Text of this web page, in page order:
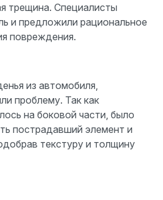
трещина. Специалисты
и предложили рациональное
повреждения.
из автомобиля,
проблему. Так как
на боковой части, было
пострадавший элемент и
текстуру и толщину